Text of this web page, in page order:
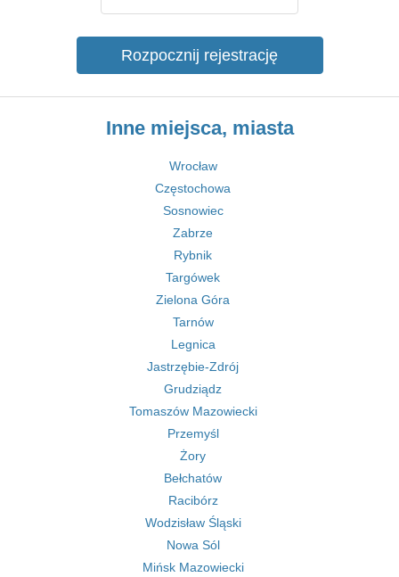
Rozpocznij rejestrację
Inne miejsca, miasta
Wrocław
Częstochowa
Sosnowiec
Zabrze
Rybnik
Targówek
Zielona Góra
Tarnów
Legnica
Jastrzębie-Zdrój
Grudziądz
Tomaszów Mazowiecki
Przemyśl
Żory
Bełchatów
Racibórz
Wodzisław Śląski
Nowa Sól
Mińsk Mazowiecki